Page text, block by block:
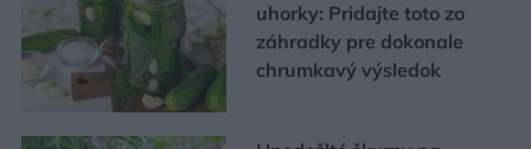
uhorky: Pridajte toto zo
záhradky pre dokonale
chrumkavý výsledok